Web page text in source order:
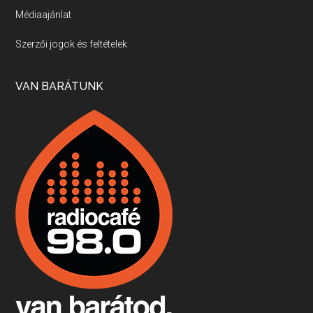
Villány, kékfrankos, Jackfall
Apr 17, 2026 • 00:35:38
Boston, teadélután, bab és homár
Apr 9, 2026 • 00:37:17
Fermentáljunk, a testünk meghálálja!
Apr 3, 2026 • 00:36:07
Médiaajánlat
Szerzői jogok és feltételek
VAN BARÁTUNK